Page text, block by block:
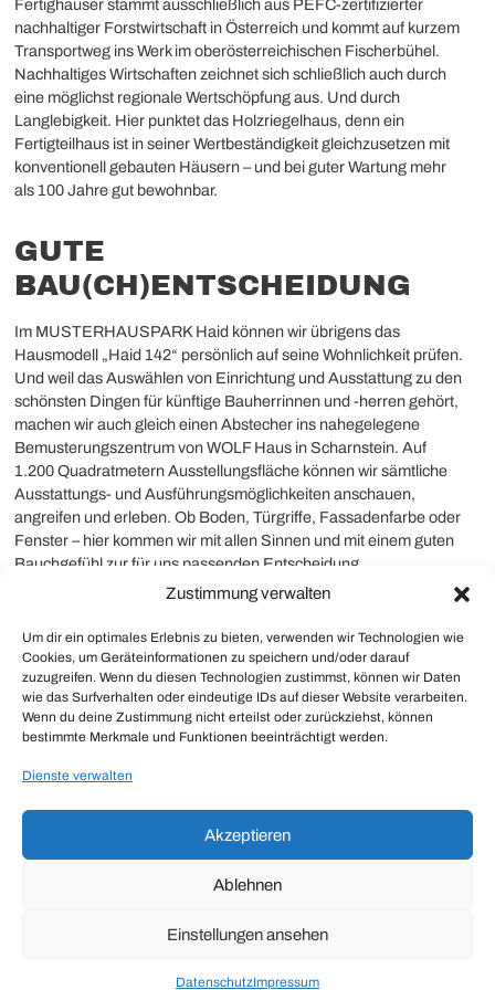
Zustimmung verwalten
Um dir ein optimales Erlebnis zu bieten, verwenden wir Technologien wie
Cookies, um Geräteinformationen zu speichern und/oder darauf
zuzugreifen. Wenn du diesen Technologien zustimmst, können wir Daten
wie das Surfverhalten oder eindeutige IDs auf dieser Website verarbeiten.
Wenn du deine Zustimmung nicht erteilst oder zurückziehst, können
bestimmte Merkmale und Funktionen beeinträchtigt werden.
Dienste verwalten
Akzeptieren
Ablehnen
Einstellungen ansehen
DatenschutzImpressum
Fertighäuser stammt ausschließlich aus PEFC-zertifizierter
nachhaltiger Forstwirtschaft in Österreich und kommt auf kurzem
Transportweg ins Werk im oberösterreichischen Fischerbühel.
Nachhaltiges Wirtschaften zeichnet sich schließlich auch durch
eine möglichst regionale Wertschöpfung aus. Und durch
Langlebigkeit. Hier punktet das Holzriegelhaus, denn ein
Fertigteilhaus ist in seiner Wertbeständigkeit gleichzusetzen mit
konventionell gebauten Häusern – und bei guter Wartung mehr
als 100 Jahre gut bewohnbar.
GUTE
BAU(CH)ENTSCHEIDUNG
Im MUSTERHAUSPARK Haid können wir übrigens das
Hausmodell „Haid 142“ persönlich auf seine Wohnlichkeit prüfen.
Und weil das Auswählen von Einrichtung und Ausstattung zu den
schönsten Dingen für künftige Bauherrinnen und -herren gehört,
machen wir auch gleich einen Abstecher ins nahegelegene
Bemusterungszentrum von WOLF Haus in Scharnstein. Auf
1.200 Quadratmetern Ausstellungsfläche können wir sämtliche
Ausstattungs- und Ausführungsmöglichkeiten anschauen,
angreifen und erleben. Ob Boden, Türgriffe, Fassadenfarbe oder
Fenster – hier kommen wir mit allen Sinnen und mit einem guten
Bauchgefühl zur für uns passenden Entscheidung.
EINE WEITERE EBENE
Keller oder nicht? Eine Frage, die sich bereits bei der Planung
des Zuhauses stellt. Wie gut, dass uns WOLF Haus – übrigens als
einziger Fertighaushersteller in ganz Österreich – ein Fertighaus
mit Keller anbietet. Die Vorteile liegen auf der Hand, denn
funktionelle Einheit zwischen Haus und Keller samt
Fundamentplatte verstehen sich dabei von selbst. So gesehen ist
das „Haid 142“ auf allen Ebenen eine sichere Investition in die
Zukunft – von der Zeit der Familiengründung bis ins glückliche